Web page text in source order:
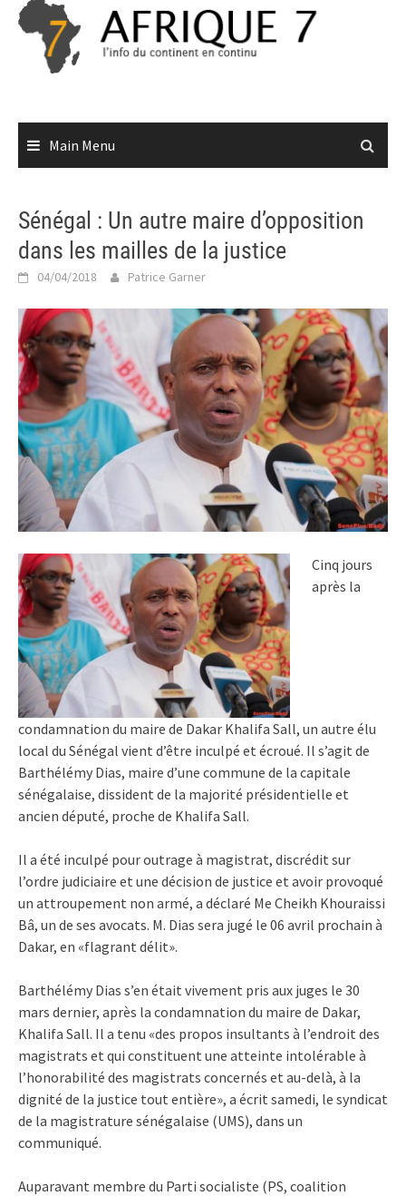
Skip
content
Main Menu
Sénégal : Un autre maire d’opposition
dans les mailles de la justice
04/04/2018 Patrice Garner
Cinq jours
après la
condamnation du maire de Dakar Khalifa Sall, un autre élu
local du Sénégal vient d’être inculpé et écroué. Il s’agit de
Barthélémy Dias, maire d’une commune de la capitale
sénégalaise, dissident de la majorité présidentielle et
ancien député, proche de Khalifa Sall.
Il a été inculpé pour outrage à magistrat, discrédit sur
l’ordre judiciaire et une décision de justice et avoir provoqué
un attroupement non armé, a déclaré Me Cheikh Khouraissi
Bâ, un de ses avocats. M. Dias sera jugé le 06 avril prochain à
Dakar, en «flagrant délit».
Barthélémy Dias s’en était vivement pris aux juges le 30
mars dernier, après la condamnation du maire de Dakar,
Khalifa Sall. Il a tenu «des propos insultants à l’endroit des
magistrats et qui constituent une atteinte intolérable à
l’honorabilité des magistrats concernés et au-delà, à la
dignité de la justice tout entière», a écrit samedi, le syndicat
de la magistrature sénégalaise (UMS), dans un
communiqué.
Auparavant membre du Parti socialiste (PS, coalition